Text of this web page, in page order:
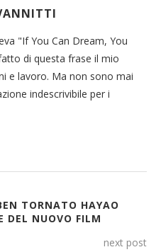
"If You Can Dream, You
di questa frase il mio
e lavoro. Ma non sono mai
indescrivibile per i
TORNATO HAYAO
DEL NUOVO FILM
next post